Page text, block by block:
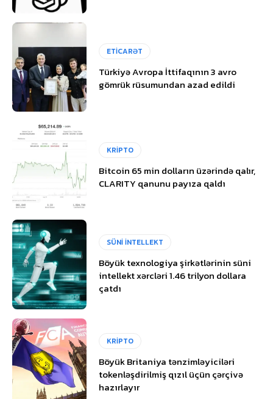
ETİCARƏT
Türkiyə Avropa İttifaqının 3 avro
gömrük rüsumundan azad edildi
KRİPTO
Bitcoin 65 min dolların üzərində qalır,
CLARITY qanunu payıza qaldı
SÜNİ İNTELLEKT
Böyük texnologiya şirkətlərinin süni
intellekt xərcləri 1.46 trilyon dollara
çatdı
KRİPTO
Böyük Britaniya tənzimləyiciləri
tokenləşdirilmiş qızıl üçün çərçivə
hazırlayır